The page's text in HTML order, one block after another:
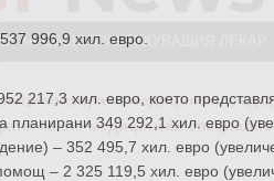
996,9 хил. евро.
217,3 хил. евро, което
349 292,1 хил. евро
– 352 495,7 хил. евро
– 2 325 119,5 хил. евро
медицинско